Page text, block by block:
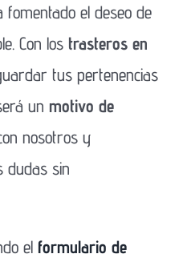
el deseo de
Con los trasteros en
tus pertenencias
un motivo de
nosotros y
dudas sin
el formulario de